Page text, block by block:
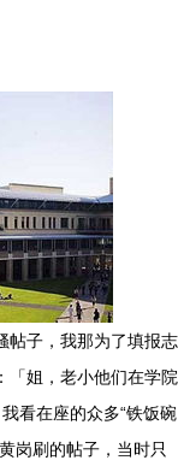
帖子，我那为了填报志
「姐，老小他们在学院
看在座的众多“铁饭碗
岗刷的帖子，当时只